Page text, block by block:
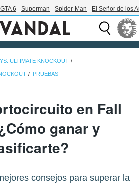
6 Superman Spider-Man El Señor de los
ULTIMATE KNOCKOUT
PRUEBAS
en Fall
ganar y
consejos para superar la